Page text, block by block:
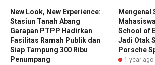
New Look, New Experience:
Stasiun Tanah Abang
Garapan PTPP Hadirkan
Fasilitas Ramah Publik dan
Siap Tampung 300 Ribu
Penumpang
Mengenal
School of
Jadi Otak
Porsche
1 year ago